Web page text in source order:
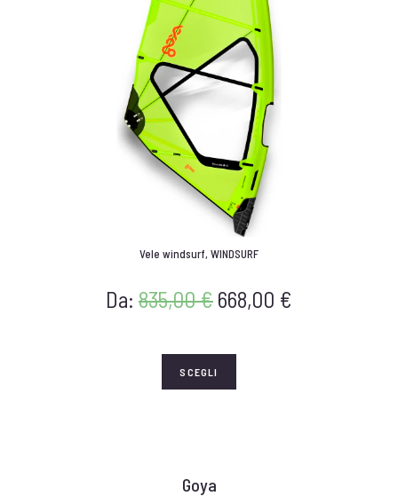
Vele windsurf, WINDSURF
Da: 835,00€ 668,00 €
SCEGLI
Goya